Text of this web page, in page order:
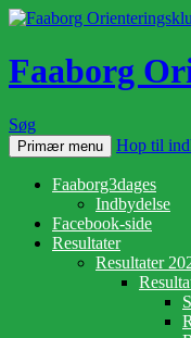
Faaborg
Søg
Primær menu Hop til
Faaborg3dages
Indbydelse
Facebook-side
Resultater
Resultater